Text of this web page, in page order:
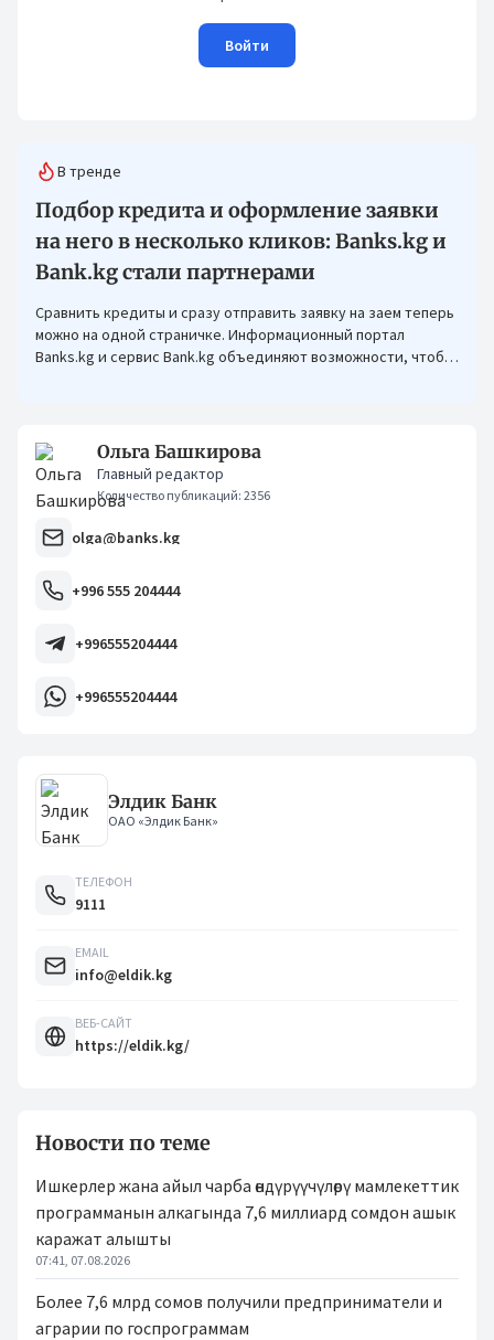
Войти
В тренде
Подбор кредита и оформление заявки
на него в несколько кликов: Banks.kg и
Bank.kg стали партнерами
Сравнить кредиты и сразу отправить заявку на заем теперь
можно на одной страничке. Информационный портал
Banks.kg и сервис Bank.kg объединяют возможности, чтобы
Ольга Башкирова
Главный редактор
Количество публикаций: 2356
olga@banks.kg
+996 555 204444
+996555204444
+996555204444
Элдик Банк
ОАО «Элдик Банк»
ТЕЛЕФОН
9111
EMAIL
info@eldik.kg
ВЕБ-САЙТ
https://eldik.kg/
Новости по теме
Ишкерлер жана айыл чарба өндүрүүчүлөрү мамлекеттик
программанын алкагында 7,6 миллиард сомдон ашык
каражат алышты
07:41, 07.08.2026
Более 7,6 млрд сомов получили предприниматели и
аграрии по госпрограммам